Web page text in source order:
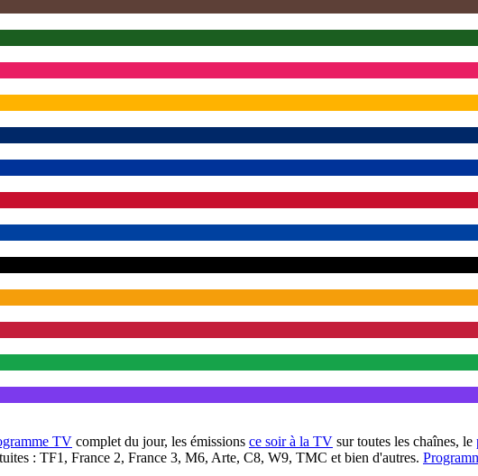
TV complet du jour, les émissions ce soir à la TV sur toutes les chaînes, le
: TF1, France 2, France 3, M6, Arte, C8, W9, TMC et bien d'autres.